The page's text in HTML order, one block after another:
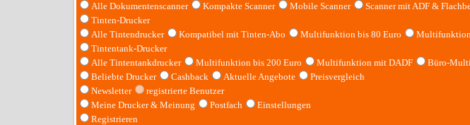
Alle Dokumentenscanner
Kompakte Scanner Mobile Scanner Scanner mit ADF &
Tinten-Drucker
Alle Tintendrucker
Kompatibel mit Tinten-Abo Multifunktion bis 80 Euro
Tintentank-Drucker
Alle Tintentankdrucker
Multifunktion bis 200 Euro Multifunktion mit DADF Büro-
Beliebte Drucker
Cashback Aktuelle Angebote
Preisvergleich
Newsletter
registrierte Benutzer
Meine Drucker & Meinung
Postfach
Einstellungen
Registrieren